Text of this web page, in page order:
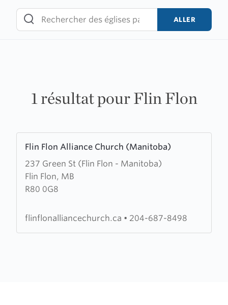
content
ALLER
1 résultat pour Flin Flon
Flin Flon Alliance Church (Manitoba)
237 Green St (Flin Flon - Manitoba)
Flin Flon, MB
R80 0G8
more
about
Flin
Flon
Church
flinflonalliancechurch.ca • 204-687-8498